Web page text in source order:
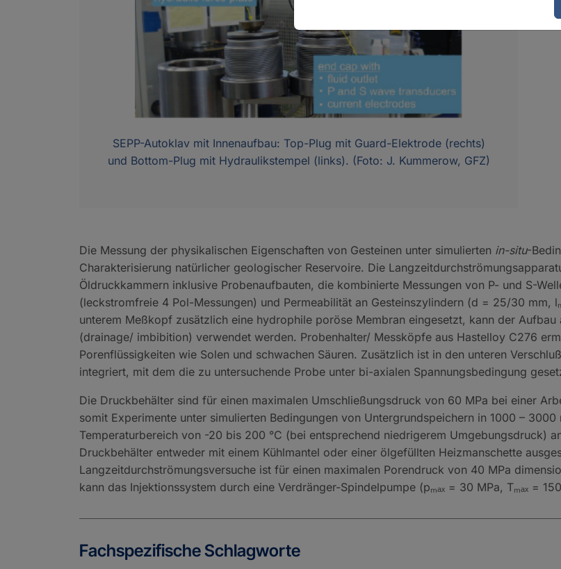
SEPP-Autoklav mit Innenaufbau: Top-Plug mit Guard-Elektrode (rechts)
und Bottom-Plug mit Hydraulikstempel (links). (Foto: J. Kummerow, GFZ)
Die Messung der physikalischen Eigenschaften von Gesteinen unter simulierten in-situ-
Charakterisierung natürlicher geologischer Reservoire. Die
Öldruckkammern inklusive Probenaufbauten, die kombinierte Messungen von P- und S-
(leckstromfreie 4 Pol-Messungen) und Permeabilität an Gesteinszylindern (d = 25/30 mm,
unterem Meßkopf zusätzlich eine hydrophile poröse Membran eingesetzt, kann der
(drainage/ imbibition) verwendet werden. Probenhalter/ Messköpfe aus Hastelloy C276
Porenflüssigkeiten wie Solen und schwachen Säuren. Zusätzlich ist in den unteren
integriert, mit dem die zu untersuchende Probe unter bi-axialen Spannungsbedingung
Die Druckbehälter sind für einen maximalen Umschließungsdruck von 60 MPa bei einer
somit Experimente unter simulierten Bedingungen von Untergrundspeichern in 1000 –
Temperaturbereich von -20 bis 200 °C (bei entsprechend niedrigerem Umgebungsdruck)
Druckbehälter entweder mit einem Kühlmantel oder einer ölgefüllten Heizmanschette
Langzeitdurchströmungsversuche ist für einen maximalen Porendruck von 40 MPa
kann das Injektionssystem durch eine Verdränger-Spindelpumpe (pₘₐₓ = 30 MPa, Tₘₐₓ =
Fachspezifische Schlagworte